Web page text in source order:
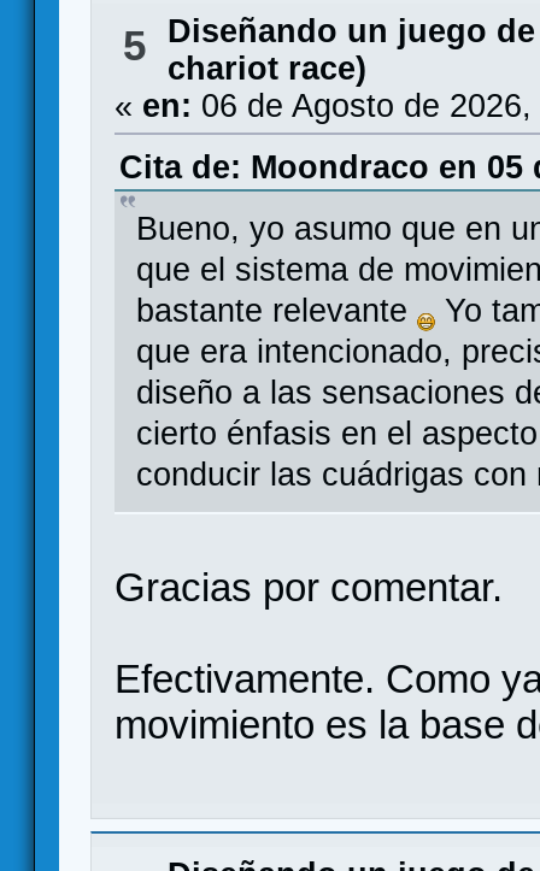
5
Diseñando un juego
chariot race)
« en: 06 de Agosto de
Cita de: Moondraco en 05
Bueno, yo asumo que en
que el sistema de
bastante relevante
Yo
que era intencionado,
diseño a las sensaciones
cierto énfasis en el
conducir las cuádrigas
Gracias por comentar.
Efectivamente. Como
movimiento es la base